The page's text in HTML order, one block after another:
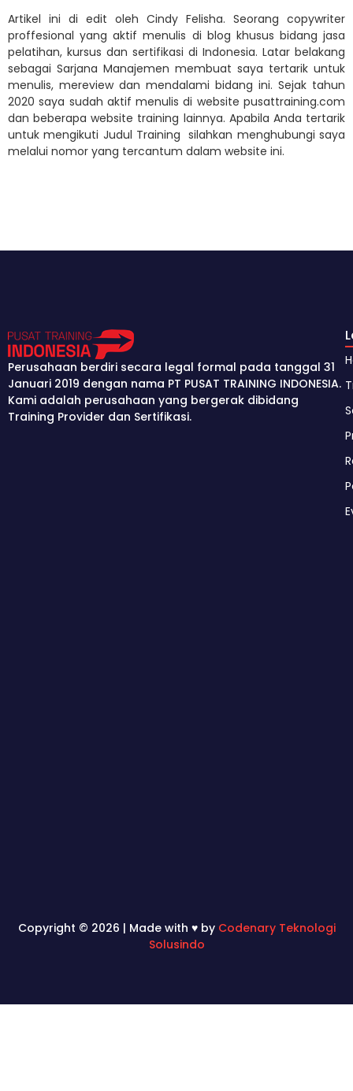
Artikel ini di edit oleh Cindy Felisha. Seorang copywriter
proffesional yang aktif menulis di blog khusus bidang jasa
pelatihan, kursus dan sertifikasi di Indonesia. Latar belakang
sebagai Sarjana Manajemen membuat saya tertarik untuk
menulis, mereview dan mendalami bidang ini. Sejak tahun
2020 saya sudah aktif menulis di website pusattraining.com
dan beberapa website training lainnya. Apabila Anda tertarik
untuk mengikuti Judul Training silahkan menghubungi saya
melalui nomor yang tercantum dalam website ini.
Perusahaan berdiri secara legal formal pada tanggal 31
Januari 2019 dengan nama PT PUSAT TRAINING INDONESIA.
Kami adalah perusahaan yang bergerak dibidang
Training Provider dan Sertifikasi.
Copyright © 2026 | Made with ♥ by Codenary Teknologi
Solusindo